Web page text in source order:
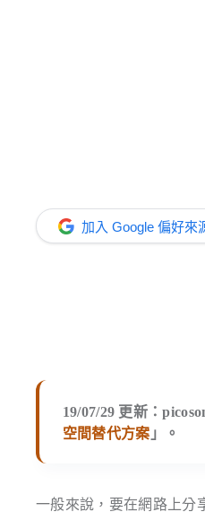
加入 Google 偏好來
19/07/29 更新：
空間替代方案 」。
一般來說，要在網路上分